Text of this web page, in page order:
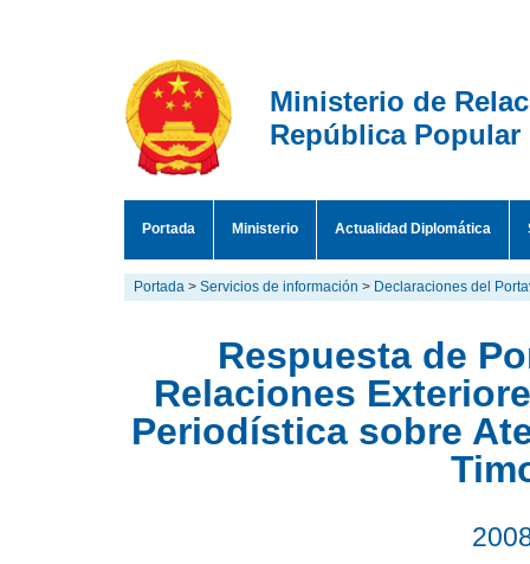
Ministerio de
República Popular
Portada Ministerio Actualidad Diplomática
Portada > Servicios de información > Declaraciones del
Respuesta de
Relaciones
Periodística sobre